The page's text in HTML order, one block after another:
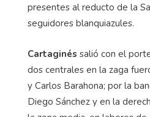
presentes al reducto de la
seguidores blanquiazules.
Cartaginés salió con el
dos centrales en la zaga
y Carlos Barahona; por la
Diego Sánchez y en la